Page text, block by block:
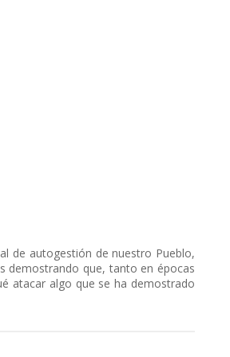
de autogestión de nuestro Pueblo,
demostrando que, tanto en épocas
atacar algo que se ha demostrado